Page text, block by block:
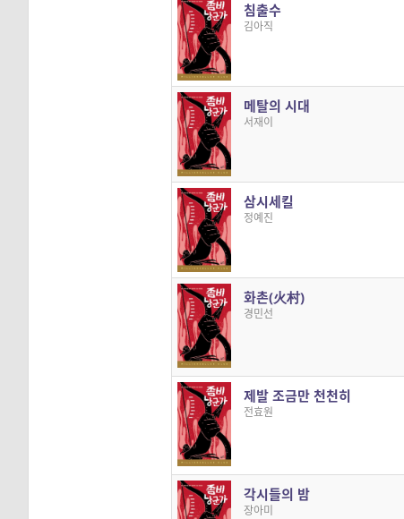
침출수
김아직
메탈의 시대
서재이
삼시세킬
정예진
화촌(火村)
경민선
제발 조금만 천천히
전효원
각시들의 밤
장아미